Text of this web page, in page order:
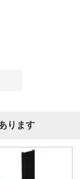
ります